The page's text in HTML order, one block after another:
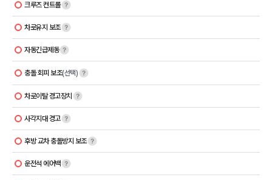
크루즈 컨트롤
차로유지 보조
자동긴급제동
충돌 회피 보조(선택)
차로이탈 경고장치
사각지대 경고
후방 교차 충돌방지 보조
운전석 에어백